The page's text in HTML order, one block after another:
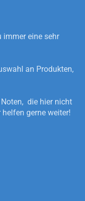
immer eine sehr
an Produkten,
die hier nicht
gerne weiter!